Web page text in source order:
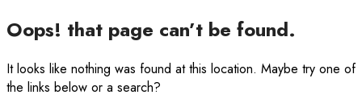
Oops! that page can’t be found.
It looks like nothing was found at this location. Maybe try one of
the links below or a search?